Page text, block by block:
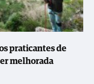
praticantes de
melhorada